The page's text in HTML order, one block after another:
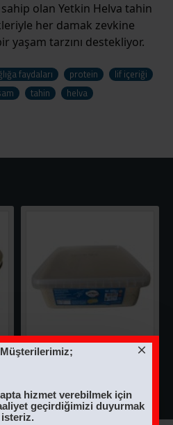
hizmet verebilmek için
geçirdiğimizi duyurmak
isteriz.
olan Yetkin Helva tahin
her damak zevkine
yaşam tarzını destekliyor.
faydaları protein
lif içeriği
tahin helva
1 KG NOSTALJİK KUTU ANTEP FISTIKLI HELVA 5 KG Sade Helva